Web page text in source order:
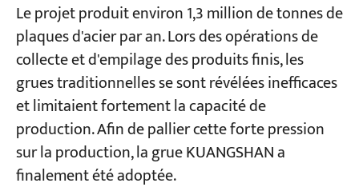
Le projet produit environ 1,3 million de tonnes de
plaques d'acier par an. Lors des opérations de
collecte et d'empilage des produits finis, les
grues traditionnelles se sont révélées inefficaces
et limitaient fortement la capacité de
production. Afin de pallier cette forte pression
sur la production, la grue KUANGSHAN a
finalement été adoptée.